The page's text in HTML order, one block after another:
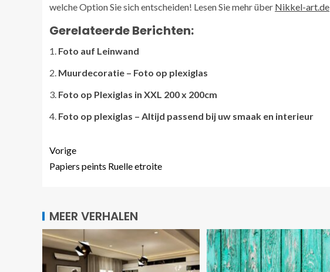
welche Option Sie sich entscheiden! Lesen Sie mehr über Nikkel-art.de
Gerelateerde Berichten:
Foto auf Leinwand
Muurdecoratie – Foto op plexiglas
Foto op Plexiglas in XXL 200 x 200cm
Foto op plexiglas – Altijd passend bij uw smaak en interieur
Vorige
Papiers peints Ruelle etroite
MEER VERHALEN